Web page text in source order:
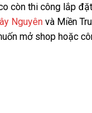
còn thi công lắp
Nguyên và Miền
mở shop hoặc